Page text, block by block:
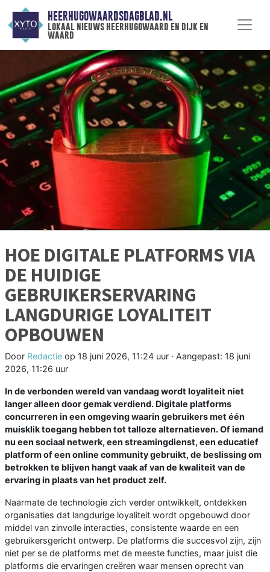
HEERHUGOWAARDSDAGBLAD.NL
lokaal nieuws heerhugowaard en dijk en
waard
HOE DIGITALE PLATFORMS VIA
DE HUIDIGE
GEBRUIKERSERVARING
LANGDURIGE LOYALITEIT
OPBOUWEN
Door Redactie op 18 juni 2026, 11:24 uur · Aangepast: 18 juni
2026, 11:26 uur
In de verbonden wereld van vandaag wordt loyaliteit niet
langer alleen door gemak verdiend. Digitale platforms
concurreren in een omgeving waarin gebruikers met één
muisklik toegang hebben tot talloze alternatieven. Of iemand
nu een sociaal netwerk, een streamingdienst, een educatief
platform of een online community gebruikt, de beslissing om
betrokken te blijven hangt vaak af van de kwaliteit van de
ervaring in plaats van het product zelf.
Naarmate de technologie zich verder ontwikkelt, ontdekken
organisaties dat langdurige loyaliteit wordt opgebouwd door
middel van zinvolle interacties, consistente waarde en een
gebruikersgericht ontwerp. De platforms die succesvol zijn, zijn
niet per se de platforms met de meeste functies, maar juist die
platforms die ervaringen creëren waar mensen oprecht van